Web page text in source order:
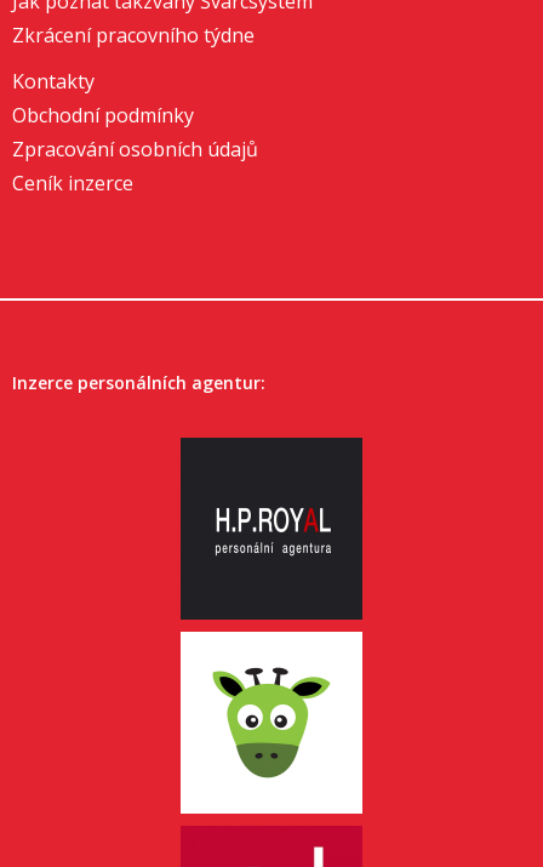
Zkrácení pracovního týdne
Kontakty
Obchodní podmínky
Zpracování osobních údajů
Ceník inzerce
Inzerce personálních agentur: